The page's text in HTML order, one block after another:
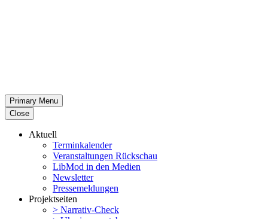
Primary Menu
Close
Aktuell
Termin­ka­lender
Veran­stal­tungen Rückschau
LibMod in den Medien
Newsletter
Presse­mel­dungen
Projekt­seiten
> Narrativ-Check